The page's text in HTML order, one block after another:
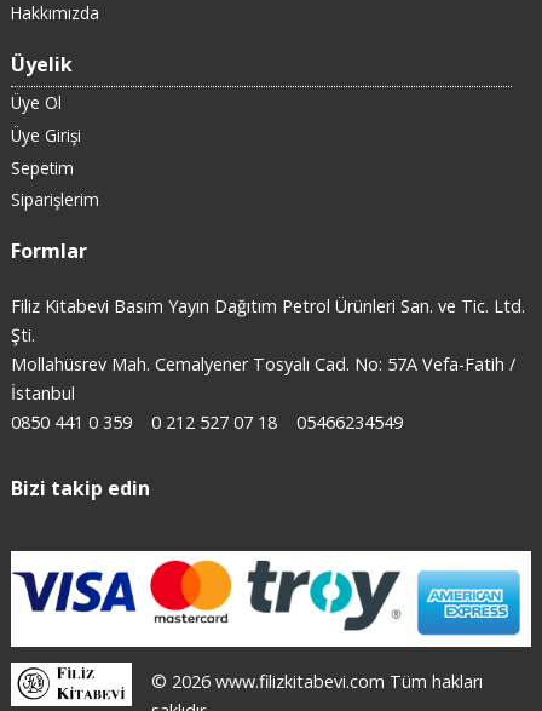
Hakkımızda
Üyelik
Üye Ol
Üye Girişi
Sepetim
Siparişlerim
Formlar
Filiz Kitabevi Basım Yayın Dağıtım Petrol Ürünleri San. ve Tic. Ltd.
Şti.
Mollahüsrev Mah. Cemalyener Tosyalı Cad. No: 57A Vefa-Fatih /
İstanbul
0850 441 0 359
0 212 527 07 18 05466234549
Bizi takip edin
© 2026 www.filizkitabevi.com Tüm hakları